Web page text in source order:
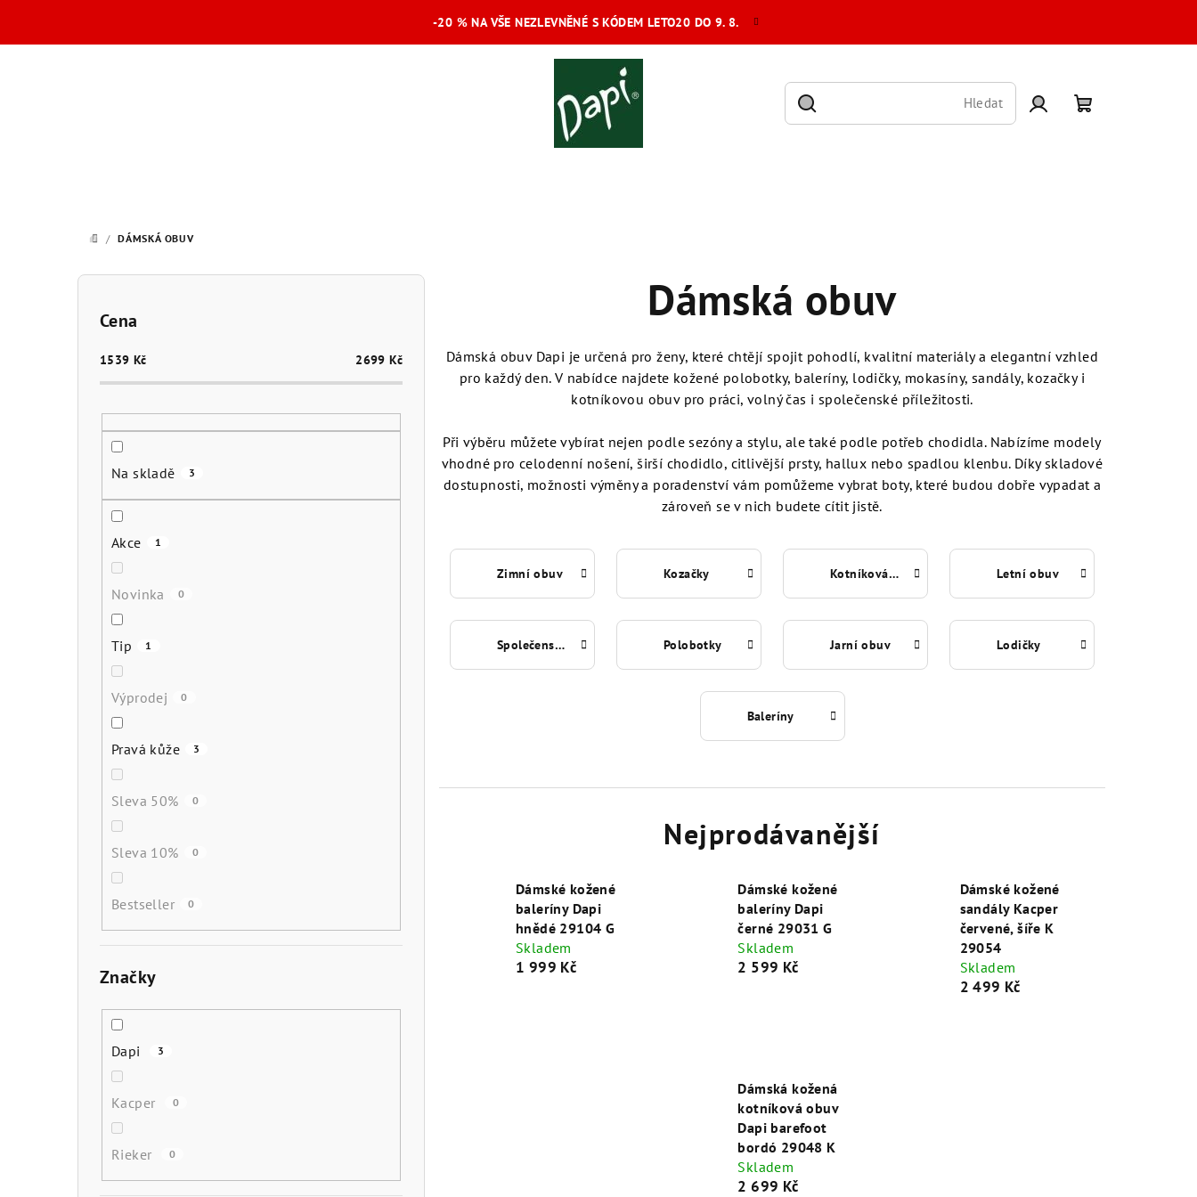
-20 % NA VŠE NEZLEVNĚNÉ S KÓDEM LETO20 DO 9. 8.
Hledat
DOMŮ
/ DÁMSKÁ OBUV
P
Cena
1539 Kč 2699 Kč
Na skladě 3
Akce 1
Novinka 0
Tip 1
Výprodej 0
Pravá kůže 3
Sleva 50% 0
Sleva 10% 0
Bestseller 0
Značky
Dapi 3
Kacper 0
Rieker 0
Dámská obuv
Dámská obuv Dapi je určená pro ženy, které chtějí spojit pohodlí, kvalitní materiály a elegantní vzhled
pro každý den. V nabídce najdete kožené polobotky, baleríny, lodičky, mokasíny, sandály, kozačky i
kotníkovou obuv pro práci, volný čas i společenské příležitosti.
Při výběru můžete vybírat nejen podle sezóny a stylu, ale také podle potřeb chodidla. Nabízíme modely
vhodné pro celodenní nošení, širší chodidlo, citlivější prsty, hallux nebo spadlou klenbu. Díky skladové
dostupnosti, možnosti výměny a poradenství vám pomůžeme vybrat boty, které budou dobře vypadat a
zároveň se v nich budete cítit jistě.
Zimní obuv Kozačky Kotníková obuv Letní obuv
Společenská obuv Polobotky Jarní obuv Lodičky
Baleríny
Nejprodávanější
Dámské kožené
baleríny Dapi
hnědé 29104 G
Skladem
1 999 Kč
Dámské kožené
baleríny Dapi
černé 29031 G
Skladem
2 599 Kč
Dámské kožené
sandály Kacper
červené, šíře K
29054
Skladem
2 499 Kč
Dámská kožená
kotníková obuv
Dapi barefoot
bordó 29048 K
Skladem
2 699 Kč